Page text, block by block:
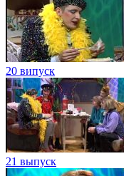
20 випуск
21 выпуск